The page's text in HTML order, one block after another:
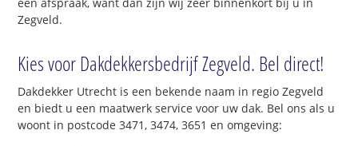
Zegveld.
Kies voor Dakdekkersbedrijf Zegveld. Bel direct!
Dakdekker Utrecht is een bekende naam in regio Zegveld
en biedt u een maatwerk service voor uw dak. Bel ons als u
woont in postcode 3471, 3474, 3651 en omgeving: